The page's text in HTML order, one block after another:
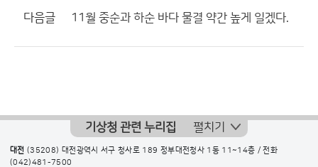
다음글 11월 중순과 하순 바다 물결 약간 높게 일겠다.
기상청 관련 누리집 펼치기
대전 (35208) 대전광역시 서구 청사로 189 정부대전청사 1동 11~14층 / 전화
(042)481-7500